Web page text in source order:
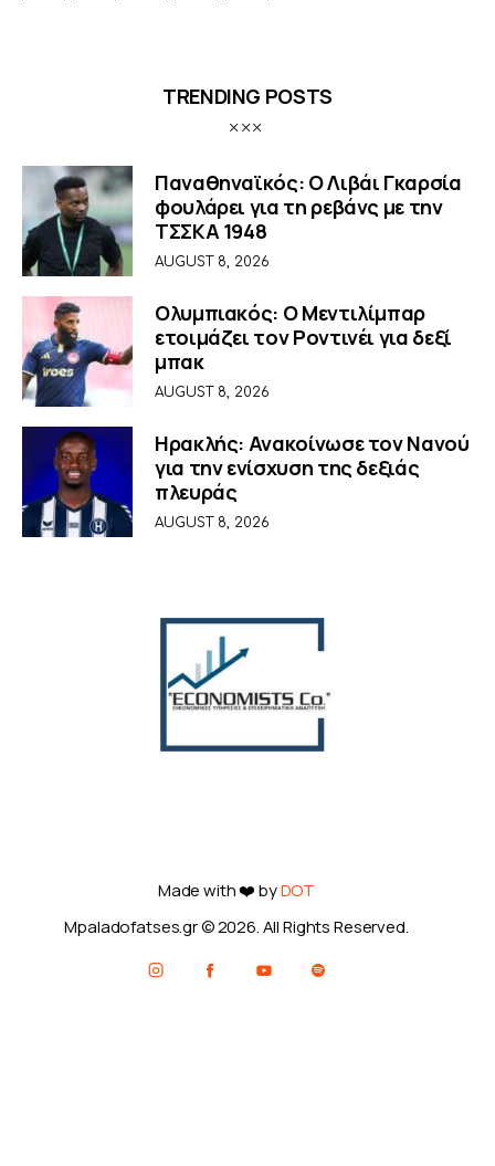
TRENDING POSTS
Παναθηναϊκός: Ο Λιβάι Γκαρσία
φουλάρει για τη ρεβάνς με την
ΤΣΣΚΑ 1948
AUGUST 8, 2026
Ολυμπιακός: Ο Μεντιλίμπαρ
ετοιμάζει τον Ροντινέι για δεξί
μπακ
AUGUST 8, 2026
Ηρακλής: Ανακοίνωσε τον Νανού
για την ενίσχυση της δεξιάς
πλευράς
AUGUST 8, 2026
Made with ❤️ byDOT
Mpaladofatses.gr © 2026. All Rights Reserved.